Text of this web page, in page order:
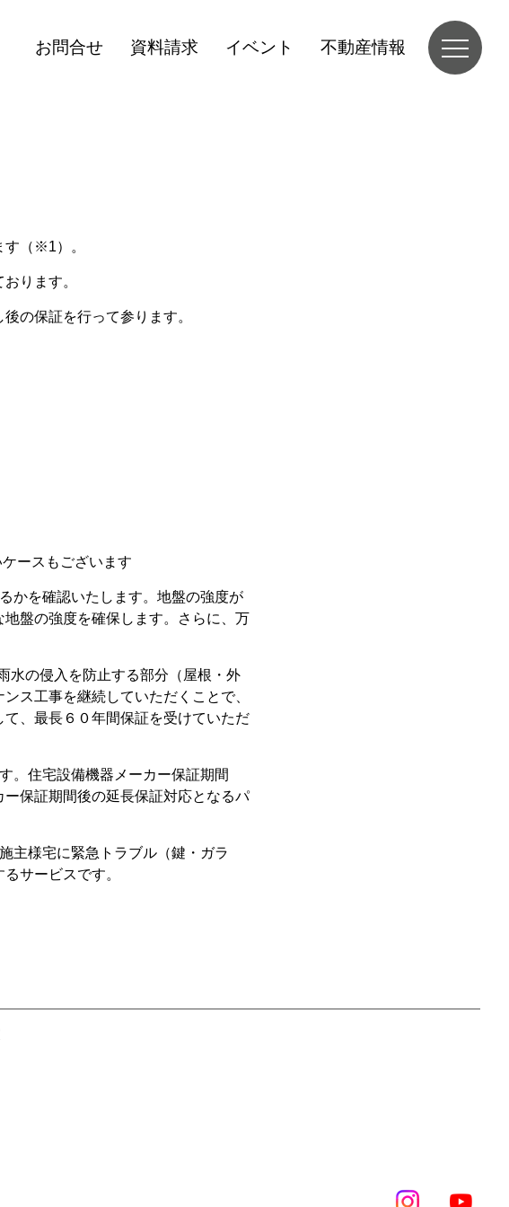
お問合せ 資料請求 イベント 不動産情報
す（※1）。
ります。
の保証を行って参ります。
ースもございます
かを確認いたします。地盤の強度が
盤の強度を確保します。さらに、万
の侵入を防止する部分（屋根・外
ス工事を継続していただくことで、
、最長６０年間保証を受けていただ
。住宅設備機器メーカー保証期間
保証期間後の延長保証対応となるパ
様宅に緊急トラブル（鍵・ガラ
サービスです。